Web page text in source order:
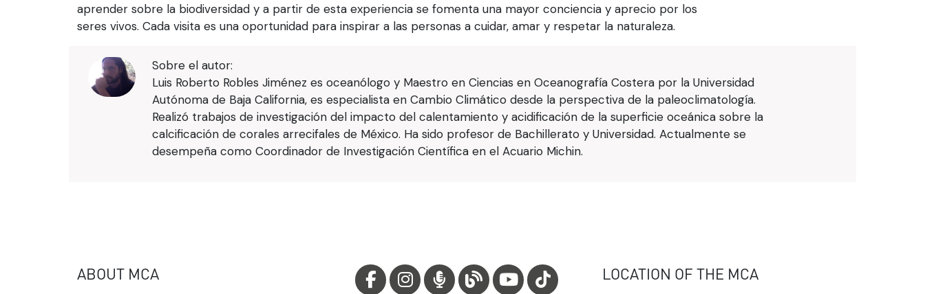
aprender sobre la biodiversidad y a partir de esta experiencia se fomenta una mayor conciencia y aprecio por los
seres vivos. Cada visita es una oportunidad para inspirar a las personas a cuidar, amar y respetar la naturaleza.
Sobre el autor:
Luis Roberto Robles Jiménez es oceanólogo y Maestro en Ciencias en Oceanografía Costera por la Universidad
Autónoma de Baja California, es especialista en Cambio Climático desde la perspectiva de la paleoclimatología.
Realizó trabajos de investigación del impacto del calentamiento y acidificación de la superficie oceánica sobre la
calcificación de corales arrecifales de México. Ha sido profesor de Bachillerato y Universidad. Actualmente se
desempeña como Coordinador de Investigación Científica en el Acuario Michin.
ABOUT MCA LOCATION OF THE MCA